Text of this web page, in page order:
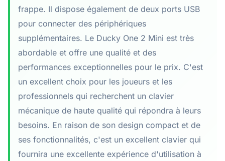
frappe. Il dispose également de deux ports USB
pour connecter des périphériques
supplémentaires. Le Ducky One 2 Mini est très
abordable et offre une qualité et des
performances exceptionnelles pour le prix. C'est
un excellent choix pour les joueurs et les
professionnels qui recherchent un clavier
mécanique de haute qualité qui répondra à leurs
besoins. En raison de son design compact et de
ses fonctionnalités, c'est un excellent clavier qui
fournira une excellente expérience d'utilisation à